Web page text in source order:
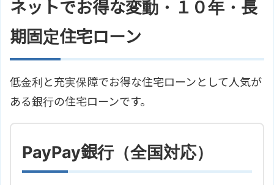
ネットでお得な変動・１０年・長
期固定住宅ローン
低金利と充実保障でお得な住宅ローンとして人気が
ある銀行の住宅ローンです。
PayPay銀行（全国対応）